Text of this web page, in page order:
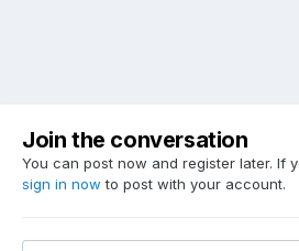
Join the conversation
You can post now and register later. If
sign in now to post with your account.